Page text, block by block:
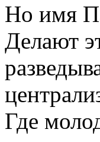
Но имя
Делают
Где